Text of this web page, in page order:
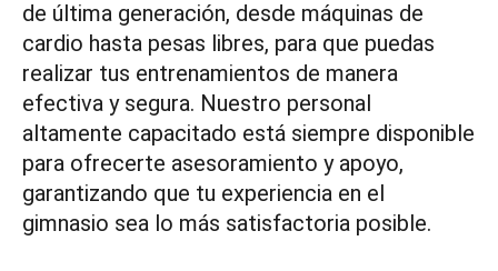
de última generación, desde máquinas de
cardio hasta pesas libres, para que puedas
realizar tus entrenamientos de manera
efectiva y segura. Nuestro personal
altamente capacitado está siempre disponible
para ofrecerte asesoramiento y apoyo,
garantizando que tu experiencia en el
gimnasio sea lo más satisfactoria posible.